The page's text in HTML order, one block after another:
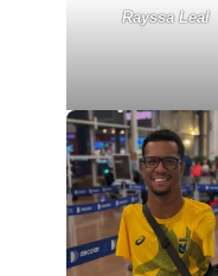
Rayssa Leal